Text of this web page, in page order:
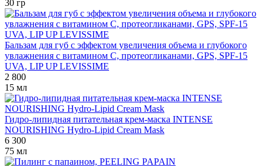
30 гр
Бальзам для губ с эффектом увеличения объема и глубокого
увлажнения с витамином С, протеогликанами, GPS, SPF-15
UVA, LIP UP LEVISSIME
2 800
15 мл
Гидро-липидная питательная крем-маска INTENSE
NOURISHING Hydro-Lipid Cream Mask
6 300
75 мл